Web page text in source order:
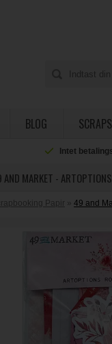
BLOG
Intet
MARKET -
Papir »49 and